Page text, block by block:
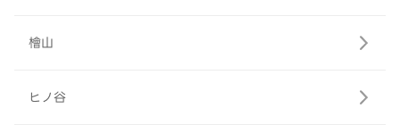
檜山
ヒノ谷